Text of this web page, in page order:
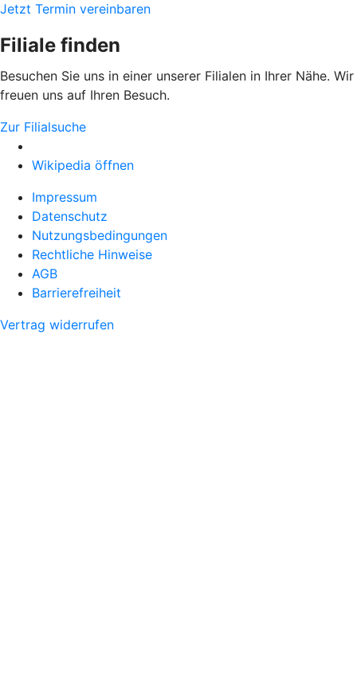
Jetzt Termin vereinbaren
Filiale finden
Besuchen Sie uns in einer unserer Filialen in Ihrer Nähe. Wir
freuen uns auf Ihren Besuch.
Zur Filialsuche
Wikipedia öffnen
Impressum
Datenschutz
Nutzungsbedingungen
Rechtliche Hinweise
AGB
Barrierefreiheit
Vertrag widerrufen